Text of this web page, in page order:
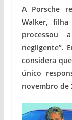
A Porsche
Walker,
processou
negligente”.
considera
único
novembro de